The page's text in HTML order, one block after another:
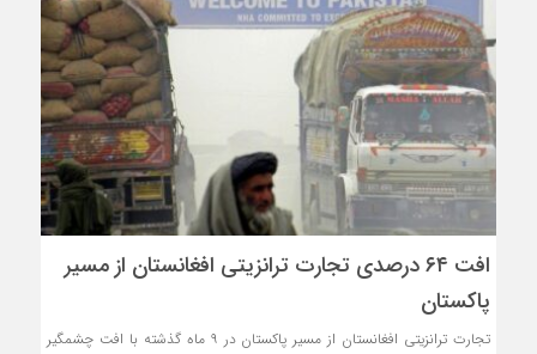
افت ۶۴ درصدی تجارت ترانزیتی افغانستان از مسیر
پاکستان
تجارت ترانزیتی افغانستان از مسیر پاکستان در ۹ ماه گذشته با افت چشمگیر